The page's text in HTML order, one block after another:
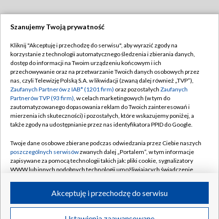
TVP
Abonament TVP
Emisja w TVP
Centrum informacji TVP
Naziemna Telewizja Cyfrowa
Rada Programowa
System NOS
Informacje o nadawcy
Program dla prasy
Regulamin TVP
Polityka prywatności
Moje zgody
Pomoc
Kontakt
Kanały
©2026 Telewizja Polska S.A. w likwidacji
Szanujemy Twoją prywatność
Kliknij "Akceptuję i przechodzę do serwisu", aby wyrazić zgody na
korzystanie z technologii automatycznego śledzenia i zbierania danych,
dostęp do informacji na Twoim urządzeniu końcowym i ich
przechowywanie oraz na przetwarzanie Twoich danych osobowych przez
nas, czyli Telewizję Polską S.A. w likwidacji (zwaną dalej również „TVP”),
Zaufanych Partnerów z IAB* (1201 firm) oraz pozostałych Zaufanych
Partnerów TVP (93 firm), w celach marketingowych (w tym do
zautomatyzowanego dopasowania reklam do Twoich zainteresowań i
mierzenia ich skuteczności) i pozostałych, które wskazujemy poniżej, a
także zgody na udostępnianie przez nas identyfikatora PPID do Google.
Twoje dane osobowe zbierane podczas odwiedzania przez Ciebie naszych
poszczególnych serwisówzwanych dalej „Portalem”, w tym informacje
zapisywane za pomocą technologii takich jak: pliki cookie, sygnalizatory
WWW lub innych podobnych technologii umożliwiających świadczenie
ruchu w Internecie.
Twoje dane osobowe zbierane podczas odwiedzania przez Ciebie
Akceptuję i przechodzę do serwisu